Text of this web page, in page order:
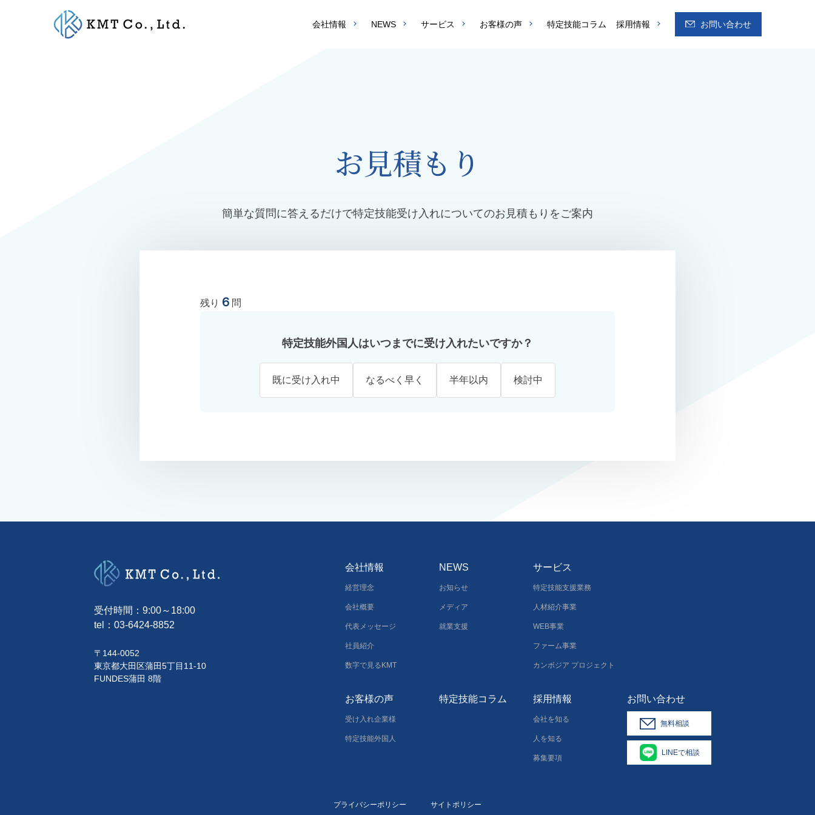
会社情報 NEWS サービス お客様の声 特定技能コラム 採用情報 お問い合わせ
お見積もり
簡単な質問に答えるだけで特定技能受け入れについてのお見積もりをご案内
残り ６ 問
特定技能外国人はいつまでに受け入れたいですか？
既に受け入れ中 なるべく早く 半年以内 検討中
受付時間：9:00～18:00
tel： 03-6424-8852
〒144-0052
東京都大田区蒲田5丁目11-10
FUNDES蒲田 8階
会社情報
経営理念
会社概要
代表メッセージ
社員紹介
数字で見るKMT
NEWS
お知らせ
メディア
就業支援
サービス
特定技能支援業務
人材紹介事業
WEB事業
ファーム事業
カンボジア プロジェクト
お客様の声
受け入れ企業様
特定技能外国人
特定技能コラム 採用情報
会社を知る
人を知る
募集要項
お問い合わせ
無料相談
LINEで相談
プライバシーポリシー サイトポリシー